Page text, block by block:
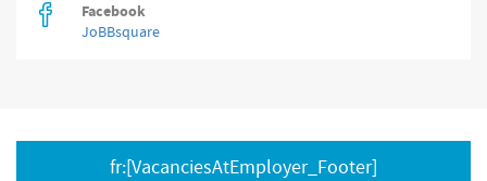
Facebook
JoBBsquare
fr:[VacanciesAtEmployer_Footer]